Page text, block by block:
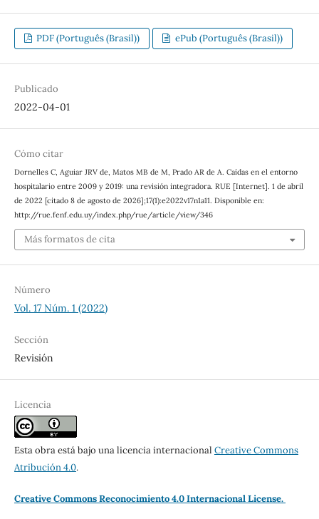
PDF (Português (Brasil)) ePub (Português (Brasil))
Publicado
2022-04-01
Cómo citar
Dornelles C, Aguiar JRV de, Matos MB de M, Prado AR de A. Caídas en el entorno
hospitalario entre 2009 y 2019: una revisión integradora. RUE [Internet]. 1 de abril
de 2022 [citado 8 de agosto de 2026];17(1):e2022v17n1a11. Disponible en:
http://rue.fenf.edu.uy/index.php/rue/article/view/346
Más formatos de cita
Número
Vol. 17 Núm. 1 (2022)
Sección
Revisión
Licencia
Esta obra está bajo una licencia internacional Creative Commons
Atribución 4.0.
Creative Commons Reconocimiento 4.0 Internacional License.